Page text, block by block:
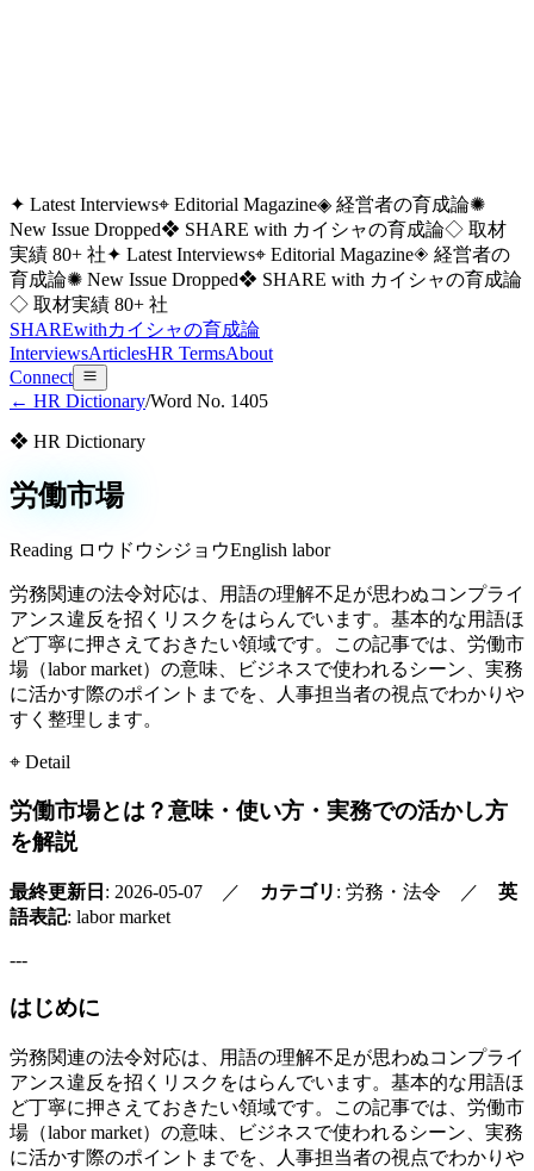
✦ Latest Interviews⌖ Editorial Magazine◈ 経営者の育成論✺
New Issue Dropped❖ SHARE with カイシャの育成論◇ 取材
実績 80+ 社✦ Latest Interviews⌖ Editorial Magazine◈ 経営者の
育成論✺ New Issue Dropped❖ SHARE with カイシャの育成論
◇ 取材実績 80+ 社
SHAREwithカイシャの育成論
InterviewsArticlesHR TermsAbout
Connect
← HR Dictionary/Word No. 1405
❖ HR Dictionary
労働市場
Reading ロウドウシジョウEnglish labor
労務関連の法令対応は、用語の理解不足が思わぬコンプライ
アンス違反を招くリスクをはらんでいます。基本的な用語ほ
ど丁寧に押さえておきたい領域です。この記事では、労働市
場（labor market）の意味、ビジネスで使われるシーン、実務
に活かす際のポイントまでを、人事担当者の視点でわかりや
すく整理します。
⌖ Detail
労働市場とは？意味・使い方・実務での活かし方
を解説
最終更新日 : 2026-05-07 ／ カテゴリ : 労務・法令 ／ 英
語表記: labor market
---
はじめに
労務関連の法令対応は、用語の理解不足が思わぬコンプライ
アンス違反を招くリスクをはらんでいます。基本的な用語ほ
ど丁寧に押さえておきたい領域です。この記事では、労働市
場（labor market）の意味、ビジネスで使われるシーン、実務
に活かす際のポイントまでを、人事担当者の視点でわかりや